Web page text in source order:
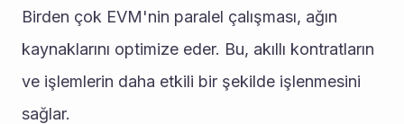
Birden çok EVM'nin paralel çalışması, ağın
kaynaklarını optimize eder. Bu, akıllı kontratların
ve işlemlerin daha etkili bir şekilde işlenmesini
sağlar.